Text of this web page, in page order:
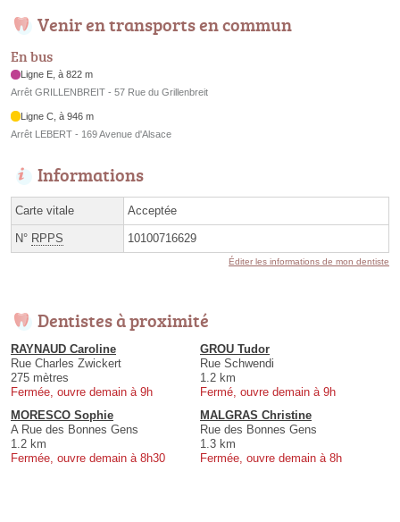
Venir en transports en commun
En bus
Ligne E, à 822 m
Arrêt GRILLENBREIT - 57 Rue du Grillenbreit
Ligne C, à 946 m
Arrêt LEBERT - 169 Avenue d'Alsace
Informations
Carte vitale Acceptée
N° RPPS 10100716629
Éditer les informations de mon dentiste
Dentistes à proximité
RAYNAUD Caroline
Rue Charles Zwickert
275 mètres
Fermée, ouvre demain à 9h
GROU Tudor
Rue Schwendi
1.2 km
Fermé, ouvre demain à 9h
MORESCO Sophie
A Rue des Bonnes Gens
1.2 km
Fermée, ouvre demain à 8h30
MALGRAS Christine
Rue des Bonnes Gens
1.3 km
Fermée, ouvre demain à 8h